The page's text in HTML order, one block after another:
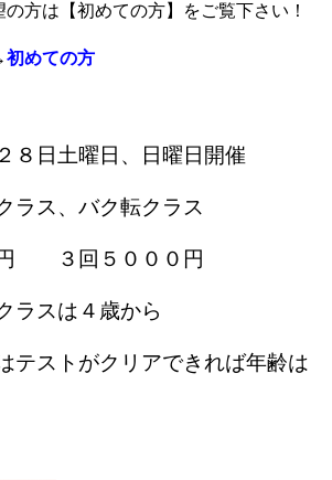
方は【初めての方】をご覧下さい！
初めての方
８日土曜日、日曜日開催
ラス、バク転クラス
円 ３回５０００円
ラスは４歳から
テストがクリアできれば年齢は